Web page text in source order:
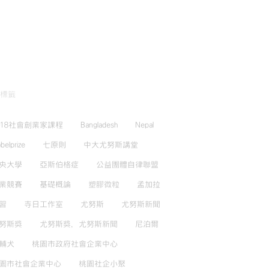
籤
社會創業家課程 Bangladesh Nepal
七原則 中大尤努斯講堂
大學 亞斯伯格症 公益團體自律聯盟
競賽 基礎概論 塑膠微粒 孟加拉
寺日工作室 尤努斯 尤努斯新聞
斯獎 尤努斯獎，尤努斯新聞 尼泊爾
犬 桃園市政府社會企業中心
市社會企業中心 桃園社企小聚